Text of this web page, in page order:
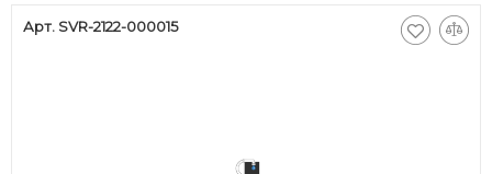
Арт. SVR-2122-000015